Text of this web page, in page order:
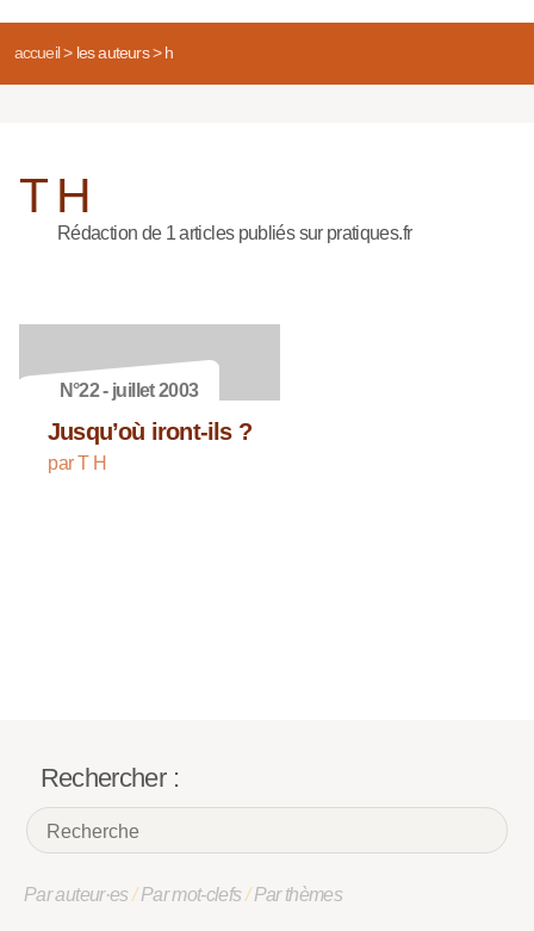
accueil> les auteurs> h
T H
Rédaction de 1 articles publiés sur pratiques.fr
N°22 - juillet 2003
Jusqu’où iront-ils ?
par T H
Rechercher :
Par auteur·es/Par mot-clefs/Par thèmes